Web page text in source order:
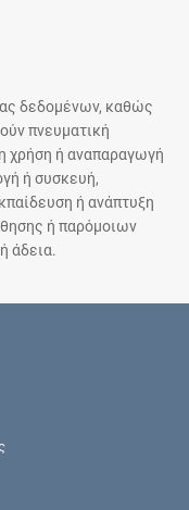
δεδομένων, καθώς
πνευματική
χρήση ή αναπαραγωγή
ή συσκευή,
ή ανάπτυξη
ή παρόμοιων
άδεια.